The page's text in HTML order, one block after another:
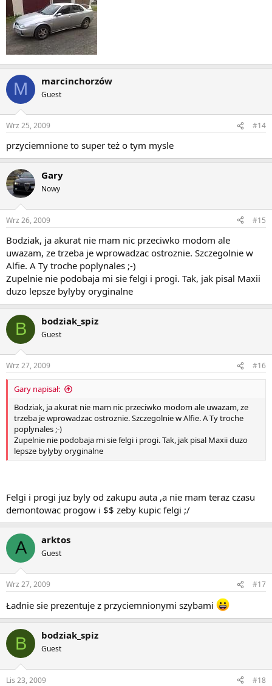
M marcinchorzów
Guest
Wrz 25, 2009 #14
przyciemnione to super też o tym mysle
Gary
Nowy
Wrz 26, 2009 #15
Bodziak, ja akurat nie mam nic przeciwko modom ale
uwazam, ze trzeba je wprowadzac ostroznie. Szczegolnie w
Alfie. A Ty troche poplynales ;-)
Zupelnie nie podobaja mi sie felgi i progi. Tak, jak pisal Maxii
duzo lepsze bylyby oryginalne
B bodziak_spiz
Guest
Wrz 27, 2009 #16
Gary napisał:
Bodziak, ja akurat nie mam nic przeciwko modom ale uwazam, ze
trzeba je wprowadzac ostroznie. Szczegolnie w Alfie. A Ty troche
poplynales ;-)
Zupelnie nie podobaja mi sie felgi i progi. Tak, jak pisal Maxii duzo
lepsze bylyby oryginalne
Felgi i progi juz byly od zakupu auta ,a nie mam teraz czasu
demontowac progow i $$ zeby kupic felgi ;/
A arktos
Guest
Wrz 27, 2009 #17
Ładnie sie prezentuje z przyciemnionymi szybami
B bodziak_spiz
Guest
Lis 23, 2009 #18